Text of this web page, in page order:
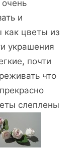
и
как цветы из
украшения
почти
что
слеплены